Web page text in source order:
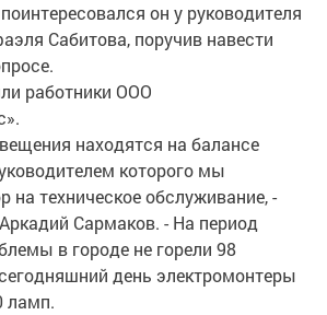
он у руководителя
Сабитова, поручив навести
работники ООО
находятся на балансе
которого мы
на техническое обслуживание, -
Сармаков. - На период
в городе не горели 98
день электромонтеры
ламп.